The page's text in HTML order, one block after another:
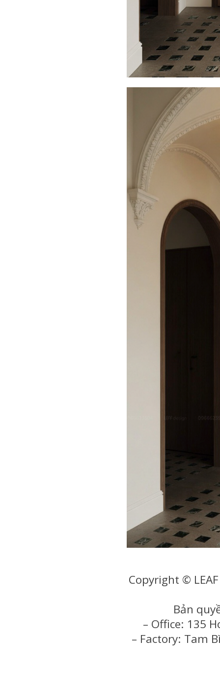
Copyright ©
Bản
– Office: 135
– Factory: Tam